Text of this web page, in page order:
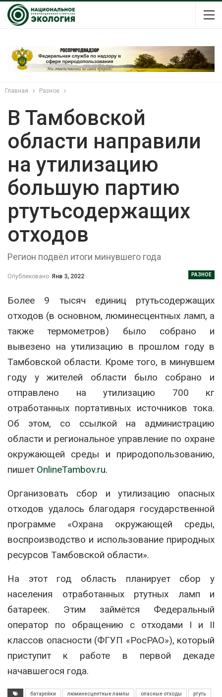
Главная Разное
В Тамбовской
области направили
на утилизацию
большую партию
ртутьсодержащих
отходов
Регион подвёл итоги минувшего года
РАЗНОЕ
Опубликовано Янв 3, 2022
Более 9 тысяч единиц ртутьсодержащих
отходов (в основном, люминесцентных ламп, а
также термометров) было собрано и
вывезено на утилизацию в прошлом году в
Тамбовской области. Кроме того, в минувшем
году у жителей области было собрано и
отправлено на утилизацию 700 кг
отработанных портативных источников тока.
Об этом, со ссылкой на администрацию
области и региональное управление по охране
окружающей среды и природопользованию,
пишет OnlineTambov.ru.
Организовать сбор и утилизацию опасных
отходов удалось благодаря государственной
программе «Охрана окружающей среды,
воспроизводство и использование природных
ресурсов Тамбовской области».
На этот год область планирует сбор у
населения отработанных ртутных ламп и
батареек. Этим займётся Федеральный
оператор по обращению с отходами I и II
классов опасности (ФГУП «РосРАО»), который
приступит к работе в первой декаде
начавшегося года.
батарейки люминесцентные лампы опасные отходы ртуть